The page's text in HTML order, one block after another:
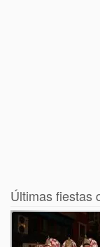
Últimas fiestas